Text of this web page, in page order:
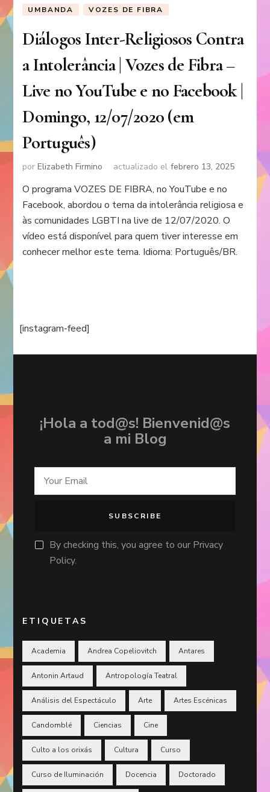
UMBANDA VOZES DE FIBRA
Diálogos Inter-Religiosos Contra
a Intolerância | Vozes de Fibra –
Live no YouTube e no Facebook |
Domingo, 12/07/2020 (em
Português)
porElizabeth Firmino actualizado el febrero 13, 2025
O programa VOZES DE FIBRA, no YouTube e no
Facebook, abordou o tema da intolerância religiosa e
às comunidades LGBTI na live de 12/07/2020. O
vídeo está disponível para quem tiver interesse em
conhecer melhor este tema. Idioma: Português/BR.
[instagram-feed]
¡Hola a tod@s! Bienvenid@s
a mi Blog
By checking this, you agree to our Privacy
Policy.
ETIQUETAS
Academia Andrea Copeliovitch Antares
Antonin Artaud Antropología Teatral
Análisis del Espectáculo Arte Artes Escénicas
Candomblé Ciencias Cine
Culto a los orixás Cultura Curso
Curso de Iluminación Docencia Doctorado